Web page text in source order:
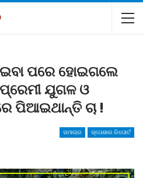
ପରେ ହୋଇଗଲେ
ଯୁଗଳ ଓ
ପିଆଇଥାନ୍ତି ଚା !
ସମାଚାର ସ୍ପେଶାଲ ରିପୋର୍ଟ